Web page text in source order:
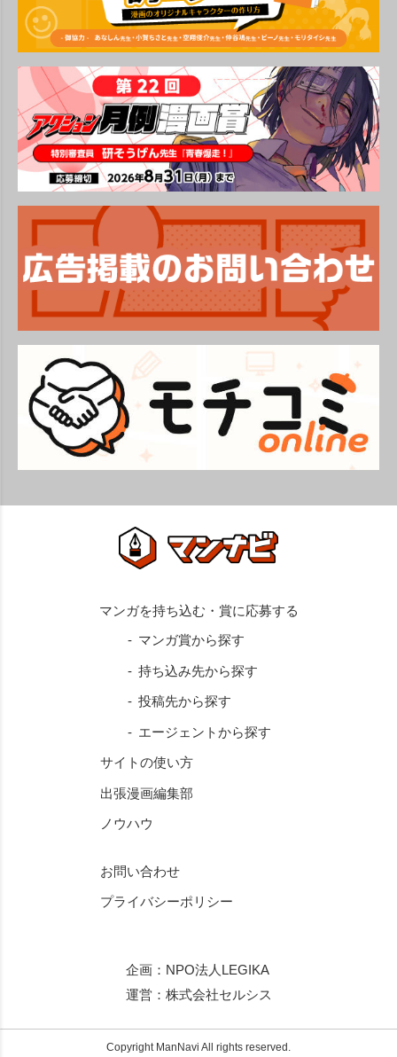
マンガ賞から探す
持ち込み先から探す
投稿先から探す
エージェントから探す
サイトの使い方
出張漫画編集部
ノウハウ
お問い合わせ
プライバシーポリシー
企画： NPO法人LEGIKA
運営： 株式会社セルシス
Copyright ManNavi All rights reserved.